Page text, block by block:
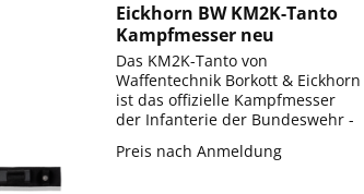
Eickhorn BW KM2K-Tanto
Kampfmesser neu
Das KM2K-Tanto von
Waffentechnik Borkott & Eickhorn
ist das offizielle Kampfmesser
der Infanterie der Bundeswehr -
Standards, für härteste
Preis nach Anmeldung